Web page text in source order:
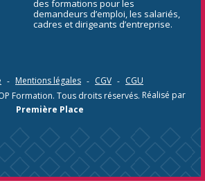
des formations pour les
demandeurs d’emploi, les salariés,
cadres et dirigeants d’entreprise.
Mentions légales CGV
CGU
Formation. Tous droits réservés. Réalisé par
Première Place